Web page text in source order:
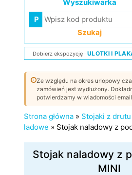
Wyszukiwarka
Szukaj
Dobierz ekspozycję ULOTKI I
Ze względu na okres urlopowy
zamówień jest wydłużony.
potwierdzamy w wiadomości
Strona główna » Stojaki z drutu
ladowe » Stojak naladowy z
Stojak naladowy z
MINI